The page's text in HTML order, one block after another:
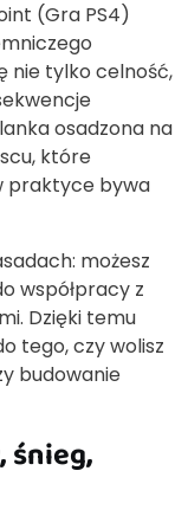
(Gra PS4)
nie tylko celność,
osadzona na
które
praktyce bywa
możesz
współpracy z
Dzięki temu
tego, czy wolisz
budowanie
śnieg,